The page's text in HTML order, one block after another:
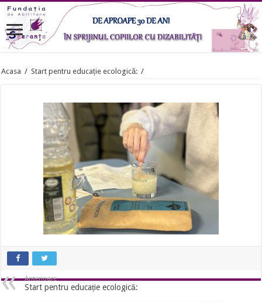
Acasa / Start pentru educație ecologică: /
Anterioare
Start pentru educație ecologică: